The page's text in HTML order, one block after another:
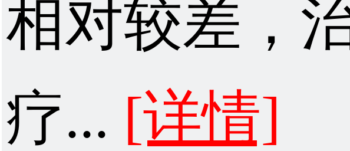
相对较差，
疗... [详情]